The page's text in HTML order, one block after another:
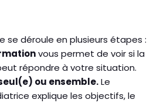
se déroule en plusieurs étapes :
vous permet de voir si la
répondre à votre situation.
ou ensemble.Le
explique les objectifs, le